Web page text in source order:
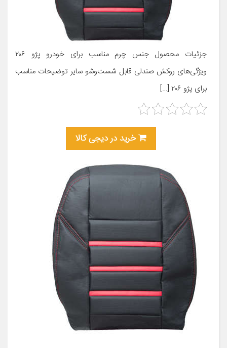
جزئیات محصول جنس چرم مناسب برای خودرو پژو ۲۰۶
ویژگی‌های روکش صندلی قابل شست‌وشو سایر توضیحات مناسب
برای پژو ۲۰۶ […]
خرید در دیجی کالا